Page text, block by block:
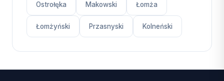
Ostrołęka Makowski Łomża
Łomżyński Przasnyski Kolneński